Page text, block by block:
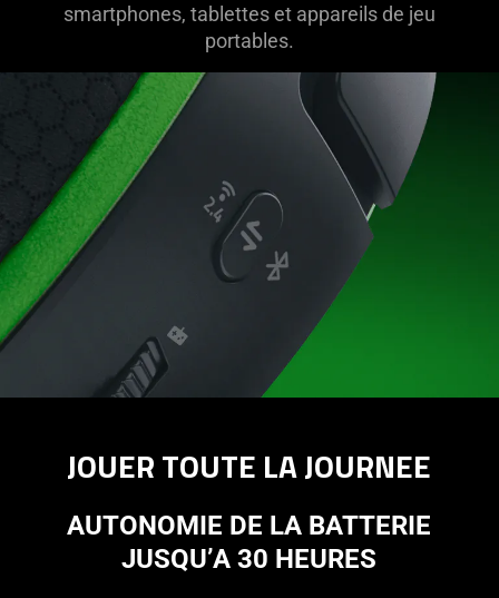
smartphones, tablettes et appareils de jeu
portables.
JOUER TOUTE LA JOURNEE
AUTONOMIE DE LA BATTERIE
JUSQU’A 30 HEURES